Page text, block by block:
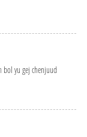
bol yu gej chenjuud